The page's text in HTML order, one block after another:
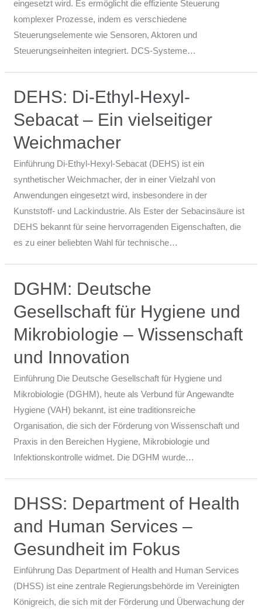
eingesetzt wird. Es ermöglicht die effiziente Steuerung
komplexer Prozesse, indem es verschiedene
Steuerungselemente wie Sensoren, Aktoren und
Steuerungseinheiten integriert. DCS-Systeme…
DEHS: Di-Ethyl-Hexyl-
Sebacat – Ein vielseitiger
Weichmacher
Einführung Di-Ethyl-Hexyl-Sebacat (DEHS) ist ein
synthetischer Weichmacher, der in einer Vielzahl von
Anwendungen eingesetzt wird, insbesondere in der
Kunststoff- und Lackindustrie. Als Ester der Sebacinsäure ist
DEHS bekannt für seine hervorragenden Eigenschaften, die
es zu einer beliebten Wahl für technische…
DGHM: Deutsche
Gesellschaft für Hygiene und
Mikrobiologie – Wissenschaft
und Innovation
Einführung Die Deutsche Gesellschaft für Hygiene und
Mikrobiologie (DGHM), heute als Verbund für Angewandte
Hygiene (VAH) bekannt, ist eine traditionsreiche
Organisation, die sich der Förderung von Wissenschaft und
Praxis in den Bereichen Hygiene, Mikrobiologie und
Infektionskontrolle widmet. Die DGHM wurde…
DHSS: Department of Health
and Human Services –
Gesundheit im Fokus
Einführung Das Department of Health and Human Services
(DHSS) ist eine zentrale Regierungsbehörde im Vereinigten
Königreich, die sich mit der Förderung und Überwachung der